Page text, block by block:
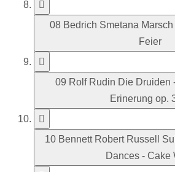
08 Bedrich Smetana
Feier
09 Rolf Rudin Die Druiden
Erinerung op.
10 Bennett Robert Russell
Dances - Cake